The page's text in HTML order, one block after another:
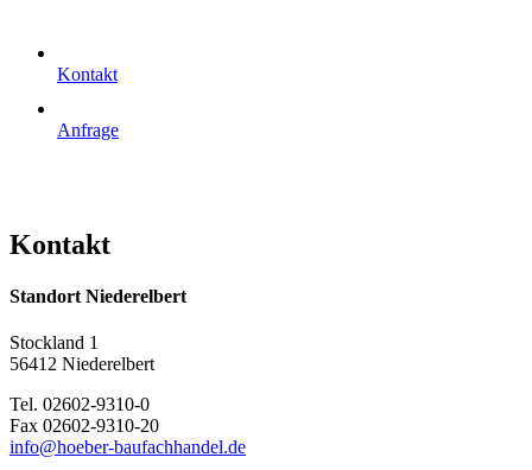
Kontakt
Anfrage
Kontakt
Standort Niederelbert
Stockland 1
56412 Niederelbert
Tel. 02602-9310-0
Fax 02602-9310-20
info@hoeber-baufachhandel.de